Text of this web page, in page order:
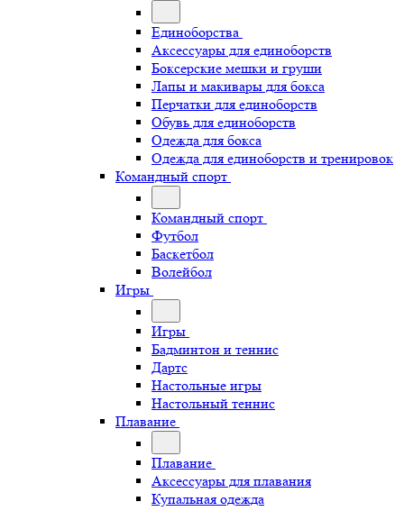
Единоборства
Аксессуары для единоборств
Боксерские мешки и груши
Лапы и макивары для бокса
Перчатки для единоборств
Обувь для единоборств
Одежда для бокса
Одежда для единоборств и тренировок
Командный спорт
Командный спорт
Футбол
Баскетбол
Волейбол
Игры
Игры
Бадминтон и теннис
Дартс
Настольные игры
Настольный теннис
Плавание
Плавание
Аксессуары для плавания
Купальная одежда